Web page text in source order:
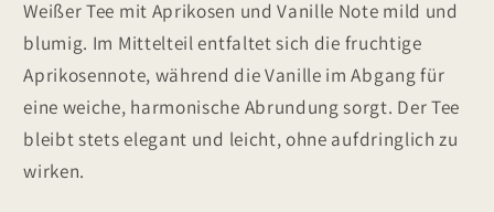
Weißer Tee mit Aprikosen und Vanille Note mild und
blumig. Im Mittelteil entfaltet sich die fruchtige
Aprikosennote, während die Vanille im Abgang für
eine weiche, harmonische Abrundung sorgt. Der Tee
bleibt stets elegant und leicht, ohne aufdringlich zu
wirken.